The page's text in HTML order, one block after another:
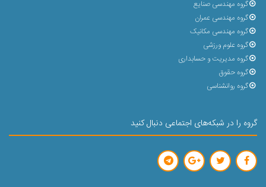
گروه مهندسی صنایع
گروه مهندسی عمران
گروه مهندسی مکانیک
گروه علوم ورزشی
گروه مدیریت و حسابداری
گروه حقوق
گروه روانشناسی
گروه را در شبکه‌های اجتماعی دنبال کنید